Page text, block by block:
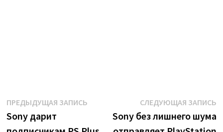
Навигация
по
ПРЕДЫДУЩАЯ ЗАПИСЬПредыдущая
запись:
Sony дарит
СЛЕДУЮЩАЯ ЗАПИСЬ
Sony без лишнего шума